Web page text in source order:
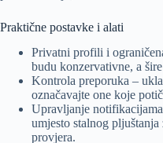
Praktične postavke i alati
Privatni profili i
budu konzervativne, a
Kontrola preporuka –
označavajte one koje
Upravljanje
umjesto stalnog
provjera.